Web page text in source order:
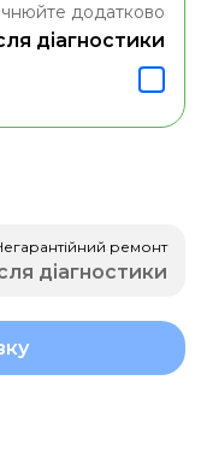
додатково
діагностики
ремонт
діагностики